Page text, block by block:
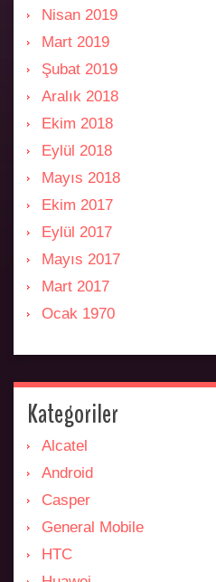
Nisan 2019
Mart 2019
Şubat 2019
Aralık 2018
Ekim 2018
Eylül 2018
Mayıs 2018
Ekim 2017
Eylül 2017
Mayıs 2017
Mart 2017
Ocak 1970
Kategoriler
Alcatel
Android
Casper
General Mobile
HTC